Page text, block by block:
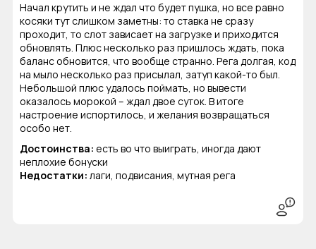
Начал крутить и не ждал что будет пушка, но все равно
косяки тут слишком заметны: то ставка не сразу
проходит, то слот зависает на загрузке и приходится
обновлять. Плюс несколько раз пришлось ждать, пока
баланс обновится, что вообще странно. Рега долгая, код
на мыло несколько раз присылал, затуп какой-то был.
Небольшой плюс удалось поймать, но вывести
оказалось морокой – ждал двое суток. В итоге
настроение испортилось, и желания возвращаться
особо нет.
Достоинства: есть во что выиграть, иногда дают
неплохие бонуски
Недостатки: лаги, подвисания, мутная рега